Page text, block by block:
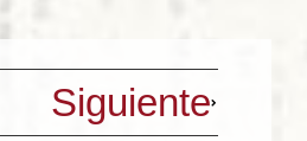
Siguiente